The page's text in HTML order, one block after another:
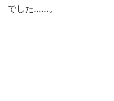
でした……。